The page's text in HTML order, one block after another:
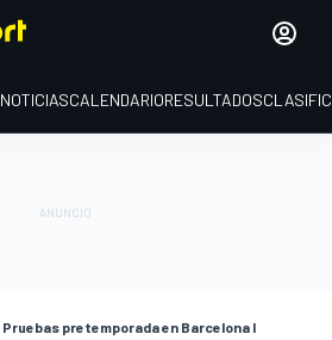
NOTICIASCALENDARIORESULTADOS
Pruebas pretemporada en Barcelona I